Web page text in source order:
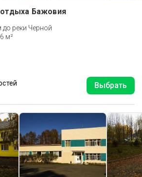
Бажовия
до реки Черной
м²
Выбрать